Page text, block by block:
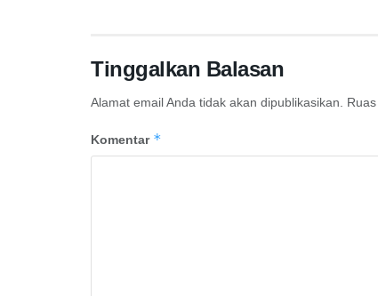
Tinggalkan Balasan
Alamat email Anda tidak akan dipublikasikan.
Komentar *